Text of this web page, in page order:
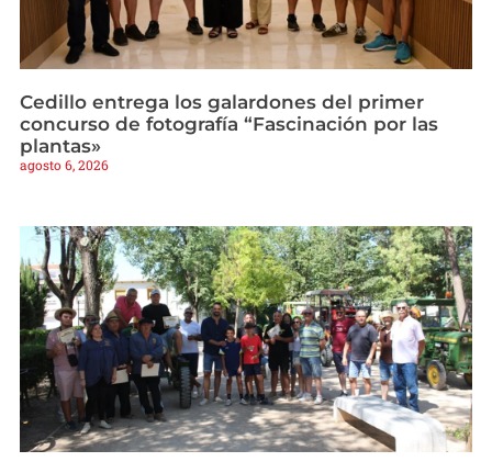
Cedillo entrega los galardones del primer
concurso de fotografía “Fascinación por las
plantas»
agosto 6, 2026